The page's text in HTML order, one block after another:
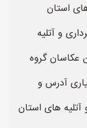
استان
و آتلیه
عکاسان گروه
آدرس و
آتلیه های استان